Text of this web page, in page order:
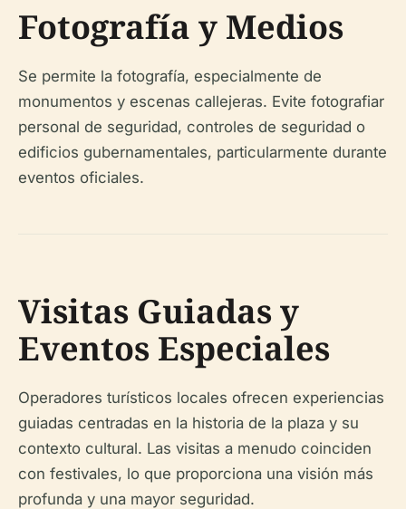
Fotografía y Medios
Se permite la fotografía, especialmente de
monumentos y escenas callejeras. Evite fotografiar
personal de seguridad, controles de seguridad o
edificios gubernamentales, particularmente durante
eventos oficiales.
Visitas Guiadas y
Eventos Especiales
Operadores turísticos locales ofrecen experiencias
guiadas centradas en la historia de la plaza y su
contexto cultural. Las visitas a menudo coinciden
con festivales, lo que proporciona una visión más
profunda y una mayor seguridad.